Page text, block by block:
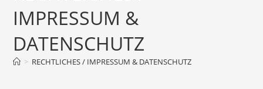
IMPRESSUM &
DATENSCHUTZ
> RECHTLICHES / IMPRESSUM & DATENSCHUTZ